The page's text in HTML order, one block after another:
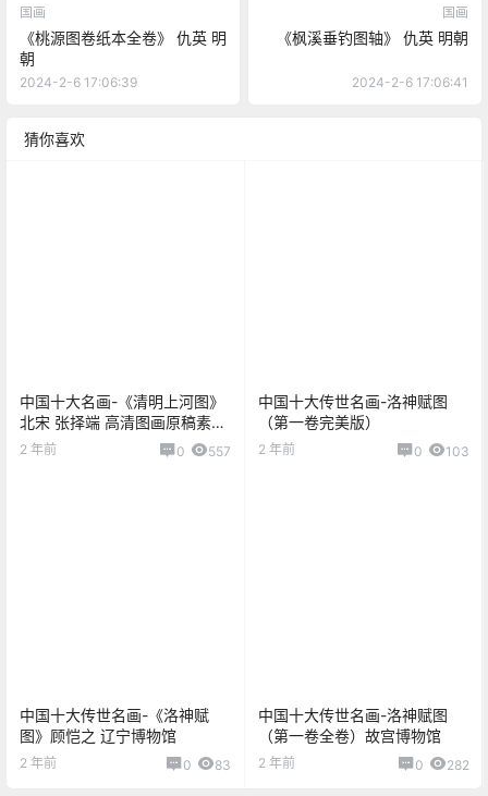
国画
《桃源图卷纸本全卷》 仇英 明
朝
2024-2-6 17:06:39
国画
《枫溪垂钓图轴》 仇英 明朝
2024-2-6 17:06:41
猜你喜欢
中国十大名画-《清明上河图》
北宋 张择端 高清图画原稿素材
设计临摹
2 年前 0 557
中国十大传世名画-洛神赋图
（第一卷完美版）
2 年前 0 103
中国十大传世名画-《洛神赋
图》顾恺之 辽宁博物馆
2 年前 0 83
中国十大传世名画-洛神赋图
（第一卷全卷）故宫博物馆
2 年前 0 282